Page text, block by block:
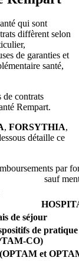
qui sont
diffèrent selon
de garanties et
santé,
de contrats
Rempart.
, FORSYTHIA,
détaille ce
par
sauf
de séjour
de
CO)
et